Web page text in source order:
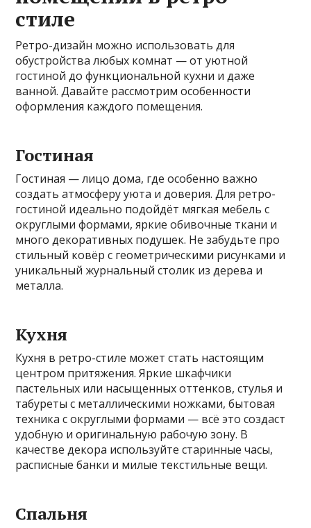
стиле
Ретро-дизайн можно использовать для
обустройства любых комнат — от уютной
гостиной до функциональной кухни и даже
ванной. Давайте рассмотрим особенности
оформления каждого помещения.
Гостиная
Гостиная — лицо дома, где особенно важно
создать атмосферу уюта и доверия. Для ретро-
гостиной идеально подойдёт мягкая мебель с
округлыми формами, яркие обивочные ткани и
много декоративных подушек. Не забудьте про
стильный ковёр с геометрическими рисунками и
уникальный журнальный столик из дерева и
металла.
Кухня
Кухня в ретро-стиле может стать настоящим
центром притяжения. Яркие шкафчики
пастельных или насыщенных оттенков, стулья и
табуреты с металлическими ножками, бытовая
техника с округлыми формами — всё это создаст
удобную и оригинальную рабочую зону. В
качестве декора используйте старинные часы,
расписные банки и милые текстильные вещи.
Спальня